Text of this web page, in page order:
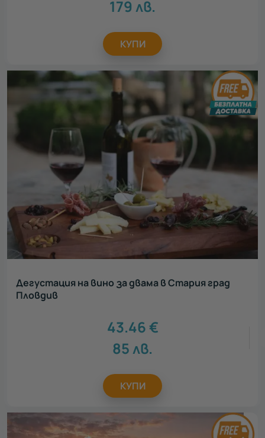
Идеен подарък за
Всички
Подарък за тийнейджър
6
Подарък за родители
21
16
Подарък за шефа
3
Подарък за абитуриент
Подарък за любимия
Подарък за любимата
16
Подарък за приятел
Подарък за мама
14
Подарък за учител
14
Всички
тиймбилдинг
179 лв.
КУПИ
Дегустация на вино за двама в Стария град
Пловдив
43.46€
85лв.
КУПИ